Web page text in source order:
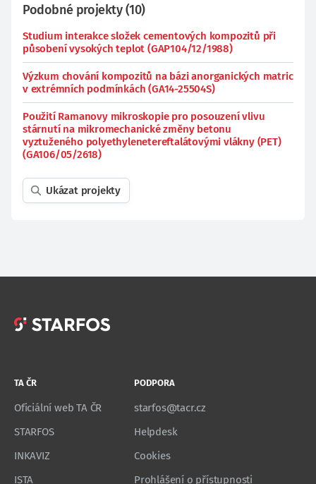
Podobné projekty(10)
Studium interakce složek cementových kompozitů při
působení vysokých teplot (GAP104/12/1988)
Výzkum chování kompozitů na bázi anorganických matric
v extrémních podmínkách (GA14-25504S)
Použití Ramanovy mikroskopie pro posouzení vlivu
stárnutí na mikromechanické změny betonu
vyztuženého polyethylenetereftalátovými vlákny (PET)
(GA106/05/2618)
Ukázat projekty
TA ČR
Oficiální web TA ČR
STARFOS
INKAVIZ
ISTA
PODPORA
starfos@tacr.cz
Helpdesk
Cookies
Prohlášení o přístupnosti